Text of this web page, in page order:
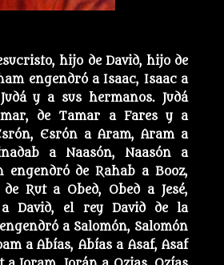
hijo de David, hijo de
engendró a Isaac, Isaac a
y a sus hermanos. Judá
de Tamar a Fares y a
Esrón a Aram, Aram a
a Naasón, Naasón a
engendró de Rahab a Booz,
Rut a Obed, Obed a Jesé,
a David, el rey David de la
a Salomón, Salomón
a Abías, Abías a Asaf, Asaf